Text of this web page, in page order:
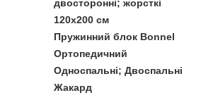
двосторонні; жорсткі
120x200 см
Пружинний блок Bonnel
Ортопедичний
Односпальні; Двоспальні
Жакард